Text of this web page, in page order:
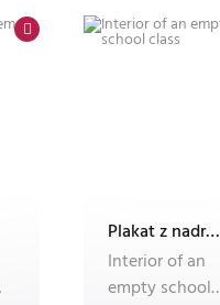
paper
Plakat z nadrukiem Dec'n'Roll
Interior of an
empty school